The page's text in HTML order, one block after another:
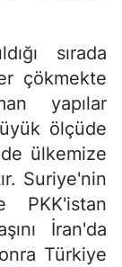
sırada
çökmekte
yapılar
ölçüde
ülkemize
Suriye'nin
PKK'istan
İran'da
Türkiye